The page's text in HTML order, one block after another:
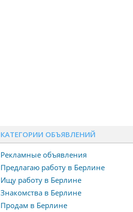
КАТЕГОРИИ ОБЪЯВЛЕНИЙ
Рекламные объявления
Предлагаю работу в Берлине
Ищу работу в Берлине
Знакомства в Берлине
Продам в Берлине